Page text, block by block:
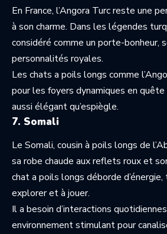
En France, l’Angora Turc reste une
à son charme. Dans les légendes
considéré comme un porte-bonheur,
personnalités royales.
Les chats a poils longs comme
pour les foyers dynamiques en quête
aussi élégant qu’espiègle.
7. Somali
Le Somali, cousin à poils longs de
sa robe chaude aux reflets roux et
chat a poils longs déborde
explorer et à jouer.
Il a besoin d’interactions
environnement stimulant pour